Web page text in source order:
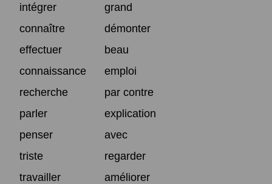
intégrer
grand
connaître
démonter
effectuer
beau
connaissance
emploi
recherche
par contre
parler
explication
penser
avec
triste
regarder
travailler
améliorer